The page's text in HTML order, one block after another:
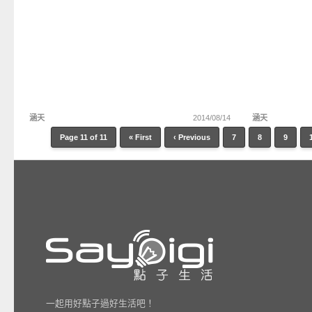
涵天 2014/08/14 涵天
Page 11 of 11 « First ‹ Previous 7 8 9
一起用好點子過好生活吧！